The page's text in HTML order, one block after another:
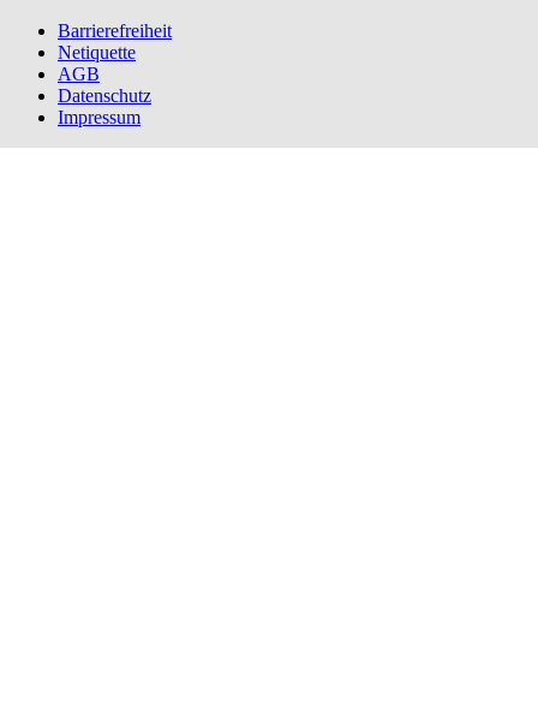
Barrierefreiheit
Netiquette
AGB
Datenschutz
Impressum